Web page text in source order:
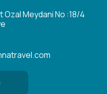
Ozal Meydani No :18/4